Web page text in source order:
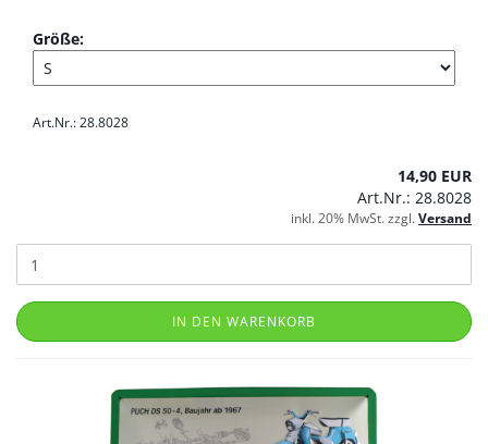
Größe:
Art.Nr.: 28.8028
14,90 EUR
Art.Nr.: 28.8028
inkl. 20% MwSt. zzgl.Versand
IN DEN WARENKORB